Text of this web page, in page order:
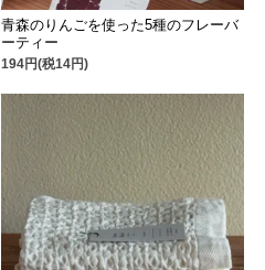
青森のりんごを使った5種のフレーバ
ーティー
194円(税14円)